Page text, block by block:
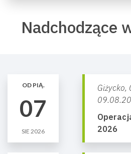
Nadchodzące
OD PIĄ.
07
SIE 2026
Giżycko,
2026